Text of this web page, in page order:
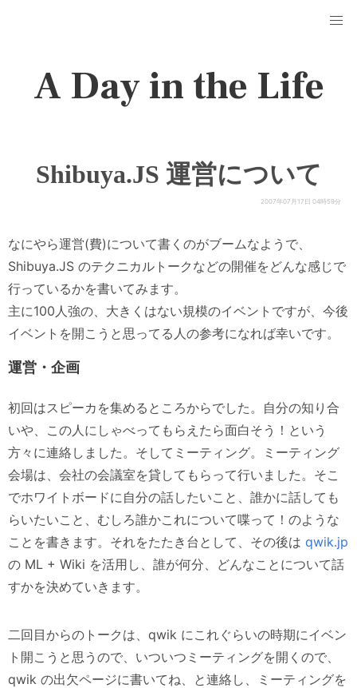
A Day in the Life
Shibuya.JS 運営について
2007年07月17日 04時59分
なにやら運営(費)について書くのがブームなようで、
Shibuya.JS のテクニカルトークなどの開催をどんな感じで
行っているかを書いてみます。
主に100人強の、大きくはない規模のイベントですが、今後
イベントを開こうと思ってる人の参考になれば幸いです。
運営・企画
初回はスピーカを集めるところからでした。自分の知り合
いや、この人にしゃべってもらえたら面白そう！という
方々に連絡しました。そしてミーティング。ミーティング
会場は、会社の会議室を貸してもらって行いました。そこ
でホワイトボードに自分の話したいこと、誰かに話しても
らいたいこと、むしろ誰かこれについて喋って！のような
ことを書きます。それをたたき台として、その後は qwik.jp
の ML + Wiki を活用し、誰が何分、どんなことについて話
すかを決めていきます。
二回目からのトークは、qwik にこれぐらいの時期にイベン
ト開こうと思うので、いついつミーティングを開くので、
qwik の出欠ページに書いてね、と連絡し、ミーティングを